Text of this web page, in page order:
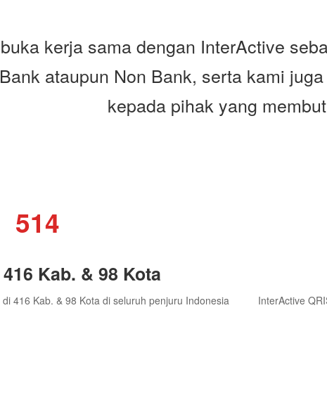
kerja sama dengan InterActive
ataupun Non Bank, serta kami
kepada pihak yang
514
Kab. & 98 Kota
416 Kab. & 98 Kota di seluruh penjuru Indonesia
InterActive